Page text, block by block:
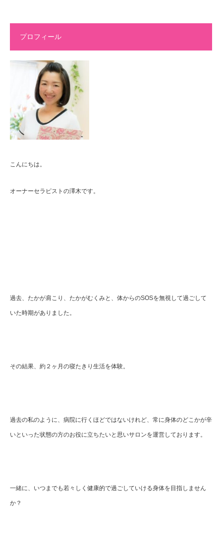
プロフィール
こんにちは。
オーナーセラピストの澤木です。
過去、たかが肩こり、たかがむくみと、体からのSOSを無視して過ごして
いた時期がありました。
その結果、約２ヶ月の寝たきり生活を体験。
過去の私のように、病院に行くほどではないけれど、常に身体のどこかが辛
いといった状態の方のお役に立ちたいと思いサロンを運営しております。
一緒に、いつまでも若々しく健康的で過ごしていける身体を目指しません
か？